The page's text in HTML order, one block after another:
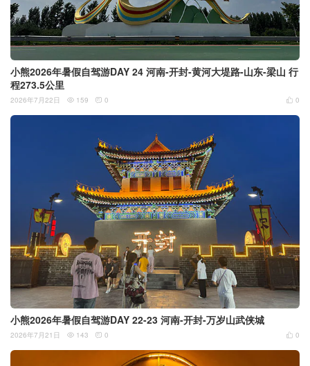
小熊2026年暑假自驾游DAY 24 河南-开封-黄河大堤路-山东-梁山 行
程273.5公里
 0
2026年7月22日  159  0
小熊2026年暑假自驾游DAY 22-23 河南-开封-万岁山武侠城
 0
2026年7月21日  143  0